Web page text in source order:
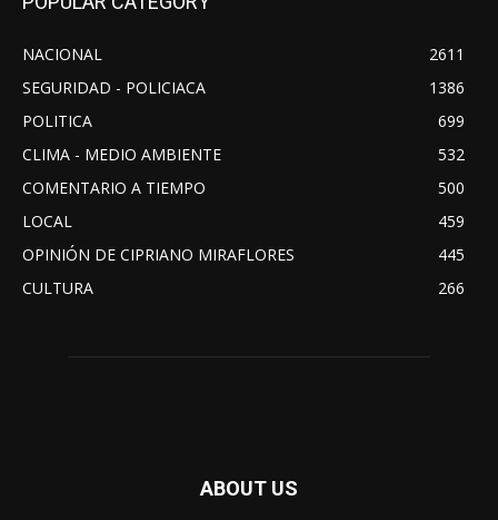
NACIONAL
2611
SEGURIDAD - POLICIACA
1386
POLITICA
699
CLIMA - MEDIO AMBIENTE
532
COMENTARIO A TIEMPO
500
LOCAL
459
OPINIÓN DE CIPRIANO MIRAFLORES
445
CULTURA
266
ABOUT US